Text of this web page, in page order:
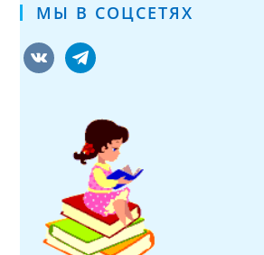
МЫ В СОЦСЕТЯХ
vkontaktetelegram